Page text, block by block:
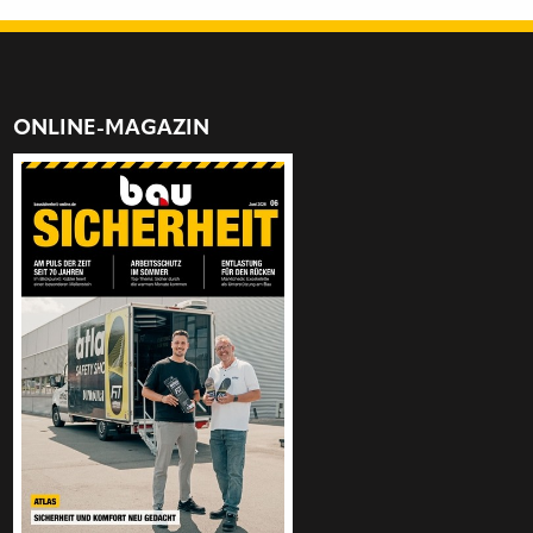
ONLINE-MAGAZIN